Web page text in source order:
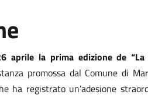
aprile la prima edizione de
promossa dal Comune di
ha registrato un’adesione